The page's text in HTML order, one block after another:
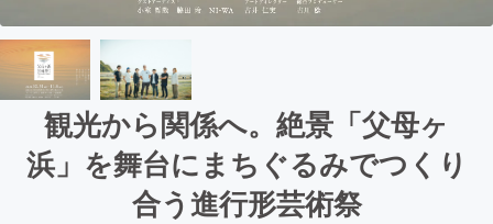
観光から関係へ。絶景「父母ヶ
浜」を舞台にまちぐるみでつくり
合う進行形芸術祭